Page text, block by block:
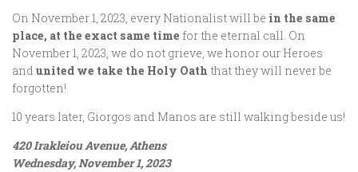
On November 1, 2023, every Nationalist will be in the same
place, at the exact same time for the eternal call. On
November 1, 2023, we do not grieve, we honor our Heroes
and united we take the Holy Oath that they will never be
forgotten!
10 years later, Giorgos and Manos are still walking beside us!
420 Irakleiou Avenue, Athens
Wednesday, November 1, 2023